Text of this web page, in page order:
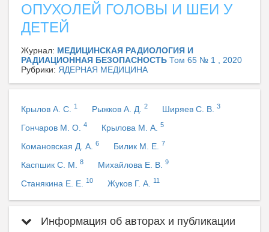
ОПУХОЛЕЙ ГОЛОВЫ И ШЕИ У
ДЕТЕЙ
Журнал: МЕДИЦИНСКАЯ РАДИОЛОГИЯ И
РАДИАЦИОННАЯ БЕЗОПАСНОСТЬ Том 65 № 1 , 2020
Рубрики: ЯДЕРНАЯ МЕДИЦИНА
Крылов А. С. 1 Рыжков А. Д. 2 Ширяев С. В. 3
Гончаров М. О. 4 Крылова М. А. 5
Комановская Д. А. 6 Билик М. Е. 7
Каспшик С. М. 8 Михайлова Е. В. 9
Станякина Е. Е. 10 Жуков Г. А. 11
Информация об авторах и публикации